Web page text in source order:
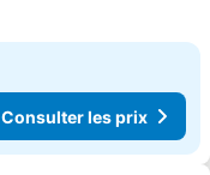
Consulter les prix